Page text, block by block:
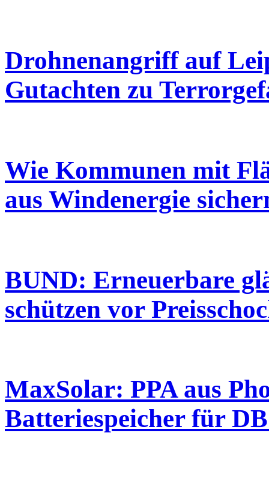
Drohnenangriff auf
Gutachten zu
Wie Kommunen mit
aus Windenergie
BUND: Erneuerbare
schützen vor
MaxSolar: PPA aus
Batteriespeicher für